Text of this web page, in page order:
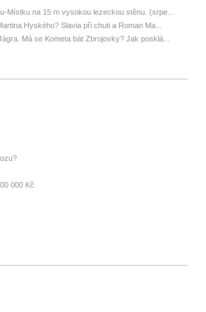
Místku na 15 m vysokou lezeckou stěnu. (srpe...
Hyského? Slavia při chuti a Roman Ma...
Má se Kometa bát Zbrojovky? Jak posklá...
000 Kč